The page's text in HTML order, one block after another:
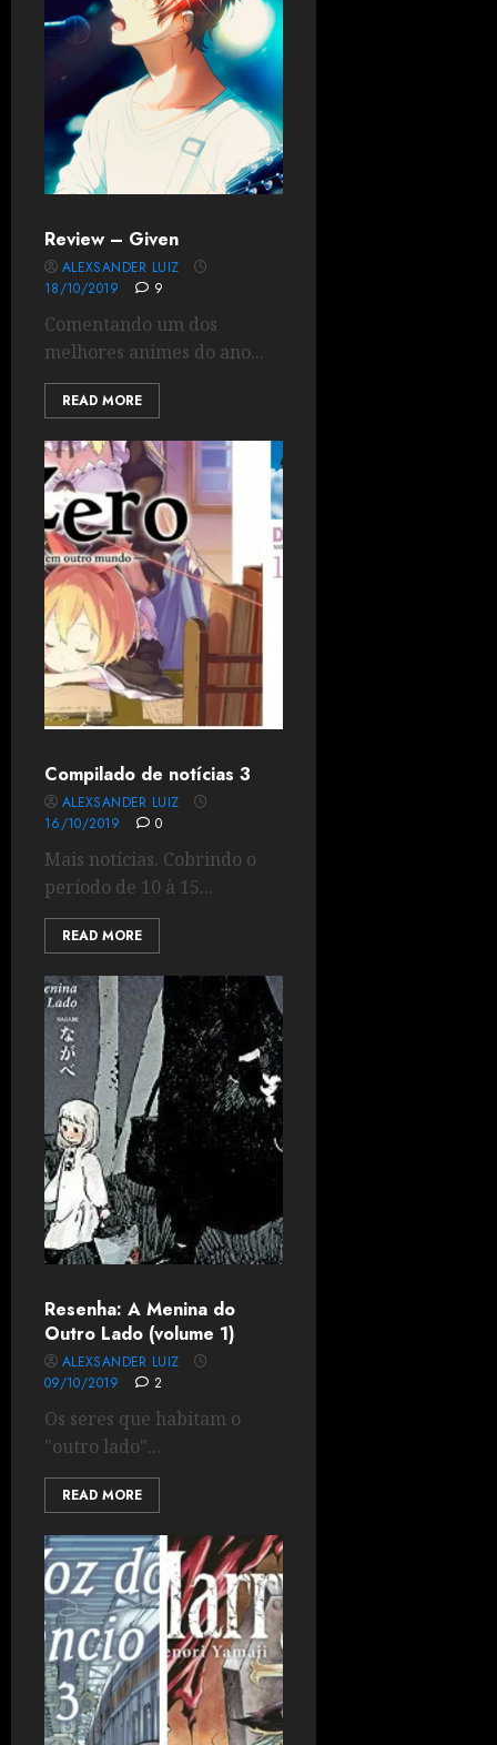
Review – Given
ALEXSANDER LUIZ
18/10/2019
9
Comentando um dos
melhores animes do ano...
READ MORE
Compilado de notícias 3
ALEXSANDER LUIZ
16/10/2019
0
Mais notícias. Cobrindo o
período de 10 à 15...
READ MORE
Resenha: A Menina do
Outro Lado (volume 1)
ALEXSANDER LUIZ
09/10/2019
2
Os seres que habitam o
"outro lado"...
READ MORE